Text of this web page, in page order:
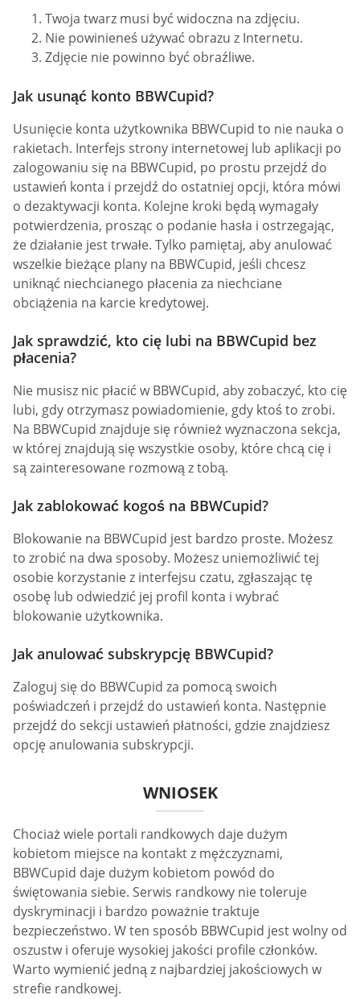
Twoja twarz musi być widoczna na zdjęciu.
Nie powinieneś używać obrazu z Internetu.
Zdjęcie nie powinno być obraźliwe.
Jak usunąć konto BBWCupid?
Usunięcie konta użytkownika BBWCupid to nie nauka o
rakietach. Interfejs strony internetowej lub aplikacji po
zalogowaniu się na BBWCupid, po prostu przejdź do
ustawień konta i przejdź do ostatniej opcji, która mówi
o dezaktywacji konta. Kolejne kroki będą wymagały
potwierdzenia, prosząc o podanie hasła i ostrzegając,
że działanie jest trwałe. Tylko pamiętaj, aby anulować
wszelkie bieżące plany na BBWCupid, jeśli chcesz
uniknąć niechcianego płacenia za niechciane
obciążenia na karcie kredytowej.
Jak sprawdzić, kto cię lubi na BBWCupid bez
płacenia?
Nie musisz nic płacić w BBWCupid, aby zobaczyć, kto cię
lubi, gdy otrzymasz powiadomienie, gdy ktoś to zrobi.
Na BBWCupid znajduje się również wyznaczona sekcja,
w której znajdują się wszystkie osoby, które chcą cię i
są zainteresowane rozmową z tobą.
Jak zablokować kogoś na BBWCupid?
Blokowanie na BBWCupid jest bardzo proste. Możesz
to zrobić na dwa sposoby. Możesz uniemożliwić tej
osobie korzystanie z interfejsu czatu, zgłaszając tę
osobę lub odwiedzić jej profil konta i wybrać
blokowanie użytkownika.
Jak anulować subskrypcję BBWCupid?
Zaloguj się do BBWCupid za pomocą swoich
poświadczeń i przejdź do ustawień konta. Następnie
przejdź do sekcji ustawień płatności, gdzie znajdziesz
opcję anulowania subskrypcji.
WNIOSEK
Chociaż wiele portali randkowych daje dużym
kobietom miejsce na kontakt z mężczyznami,
BBWCupid daje dużym kobietom powód do
świętowania siebie. Serwis randkowy nie toleruje
dyskryminacji i bardzo poważnie traktuje
bezpieczeństwo. W ten sposób BBWCupid jest wolny od
oszustw i oferuje wysokiej jakości profile członków.
Warto wymienić jedną z najbardziej jakościowych w
strefie randkowej.